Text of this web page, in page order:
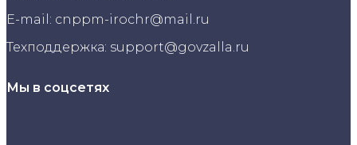
E-mail: cnppm-irochr@mail.ru
Техподдержка: support@govzalla.ru
Мы в соцсетях